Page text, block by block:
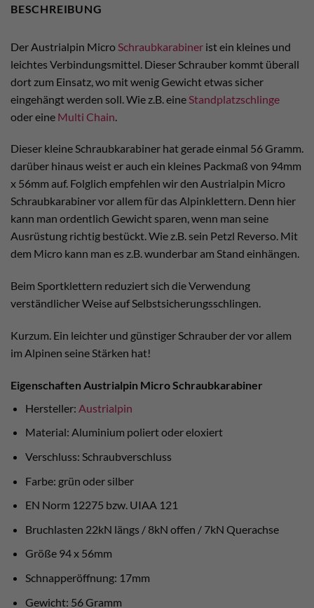
BESCHREIBUNG
Der Austrialpin Micro Schraubkarabiner ist ein kleines und
leichtes Verbindungsmittel. Dieser Schrauber kommt überall
dort zum Einsatz, wo mit wenig Gewicht etwas sicher
eingehängt werden soll. Wie z.B. eine Standplatzschlinge
oder eine Multi Chain
Dieser kleine Schraubkarabiner hat gerade einmal 56 Gramm.
darüber hinaus weist er auch ein kleines Packmaß von 94mm
x 56mm auf. Folglich empfehlen wir den Austrialpin Micro
Schraubkarabiner vor allem für das Alpinklettern. Denn hier
kann man ordentlich Gewicht sparen, wenn man seine
Ausrüstung richtig bestückt. Wie z.B. sein Petzl Reverso. Mit
dem Micro kann man es z.B. wunderbar am Stand einhängen.
Beim Sportklettern reduziert sich die Verwendung
verständlicher Weise auf Selbstsicherungsschlingen.
Kurzum. Ein leichter und günstiger Schrauber der vor allem
im Alpinen seine Stärken hat!
Eigenschaften Austrialpin Micro Schraubkarabiner
Hersteller: Austrialpin
Material: Aluminium poliert oder eloxiert
Verschluss: Schraubverschluss
Farbe: grün oder silber
EN Norm 12275 bzw. UIAA 121
Bruchlasten 22kN längs / 8kN offen / 7kN Querachse
Größe 94 x 56mm
Schnapperöffnung: 17mm
Gewicht: 56 Gramm